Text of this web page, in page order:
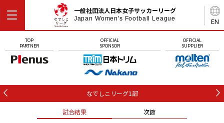
EN
一般社団法人日本女子サッカーリーグ
Japan Women's Football League
TOP
PARTNER
OFFICIAL
SPONSOR
OFFICIAL
SUPPLIER
なでしこリーグ1部
試合結果 次節